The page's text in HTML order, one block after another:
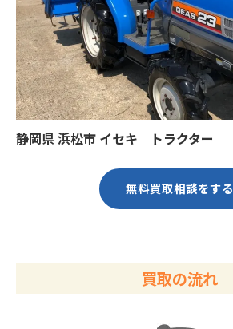
静岡県 浜松市 イセキ トラクター
無料買取相談をする
買取の流れ